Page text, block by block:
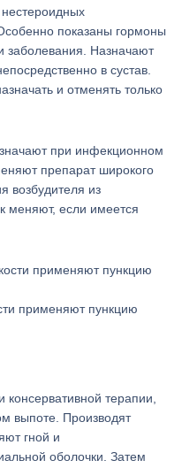
показаны гормоны
заболевания. Назначают
в сустав.
и отменять только
при инфекционном
препарат широкого
возбудителя из
меняют, если имеется
применяют пункцию
терапии,
выпоте. Производят
гной и
оболочки. Затем